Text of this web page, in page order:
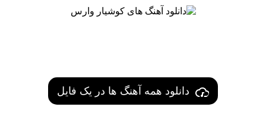
دانلود همه آهنگ ها در یک فایل